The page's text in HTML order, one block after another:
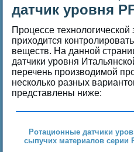
датчик уровня
Процессе технологической
приходится
веществ. На данной
датчики уровня
перечень производимой
несколько разных
представлены ниже:
Ротационные датчики
сыпучих материалов серии